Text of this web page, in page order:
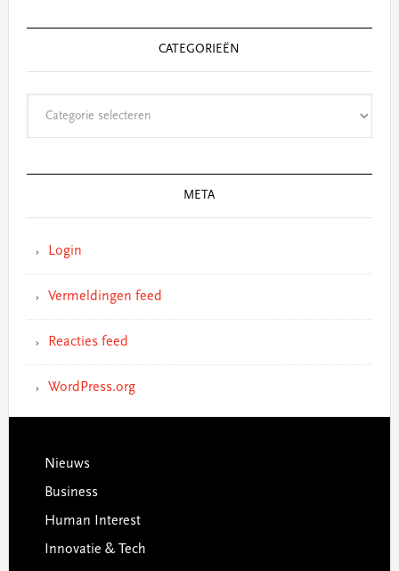
CATEGORIEËN
META
Login
Vermeldingen feed
Reacties feed
WordPress.org
Footer
Nieuws
Business
Human Interest
Innovatie & Tech